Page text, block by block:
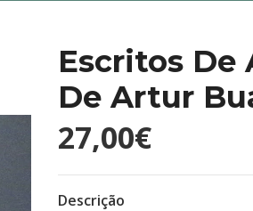
Escritos De
De Artur
27,00€
Descrição